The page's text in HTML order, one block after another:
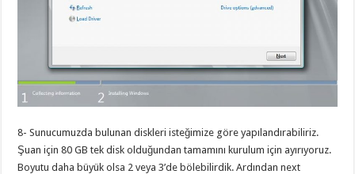
8- Sunucumuzda bulunan diskleri isteğimize göre yapılandırabiliriz.
Şuan için 80 GB tek disk olduğundan tamamını kurulum için ayırıyoruz.
Boyutu daha büyük olsa 2 veya 3’de bölebilirdik. Ardından next